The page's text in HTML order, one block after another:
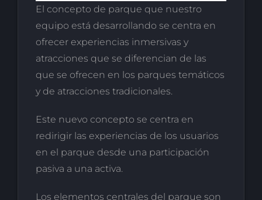
El concepto de parque que nuestro
equipo está desarrollando se centra en
ofrecer experiencias inmersivas y
atracciones que se diferencian de las
que se ofrecen en los parques temáticos
y de atracciones tradicionales.
Este nuevo concepto se centra en
redirigir las experiencias de los usuarios
en el parque desde una participación
pasiva a una activa.
Los elementos centrales del parque son